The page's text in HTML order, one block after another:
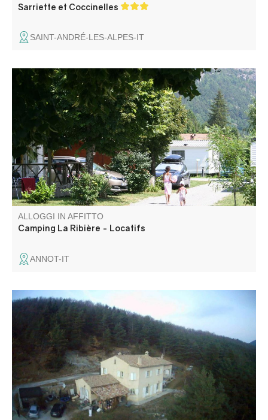
Sarriette et Coccinelles
SAINT-ANDRÉ-LES-ALPES-IT
Situato ai margini del villaggio, il nostro campeggio vi
sedurrà con la sua calma, la sua vista sulla montagna e la
sua dimensione umana. Sul bordo del fiume, con accesso
diretto, potrete rinfrescarvi con i piedi nell'acqua e, perché
no, pescare.
ALLOGGI IN AFFITTO
Camping La Ribière - Locatifs
ANNOT-IT
Grande casa situata nel cuore della natura, a due passi
da siti di arrampicata e canyoning, composta dal gîte e
dall'alloggio del proprietario con terreno, terrazza coperta
e spa privata in estate. Può essere affittata per 2 persone
a una tariffa preferenziale.